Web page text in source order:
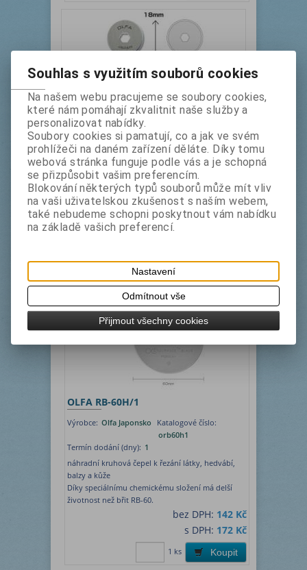
OLFA RB-18/2
Výrobce:Olfa Japonsko Katalogové číslo: orb182
Termín dodání (dny):1
náhradní kruhová čepel ke speciálním řezům látky,
kůže...
(v balení 2 kusy)
bez DPH:
2 ks
OLFA RB-60H/1
Výrobce: Olfa Japonsko
Katalogové číslo:
orb60h1
Termín dodání (dny): 1
náhradní kruhová čepel k řezání látky, hedvábí,
balzy a kůže
Díky speciálnímu chemickému složení má delší
životnost než břit RB-60.
bez DPH: 142 Kč
s DPH: 172 Kč
Koupit
1 ks
Souhlas s využitím souborů cookies
Na našem webu pracujeme se soubory cookies,
které nám pomáhají zkvalitnit naše služby a
personalizovat nabídky.
Soubory cookies si pamatují, co a jak ve svém
prohlížeči na daném zařízení děláte. Díky tomu
webová stránka funguje podle vás a je schopná
se přizpůsobit vašim preferencím.
Blokování některých typů souborů může mít vliv
na vaši uživatelskou zkušenost s naším webem,
také nebudeme schopni poskytnout vám nabídku
na základě vašich preferencí.
Nastavení
Odmítnout vše
Přijmout všechny cookies